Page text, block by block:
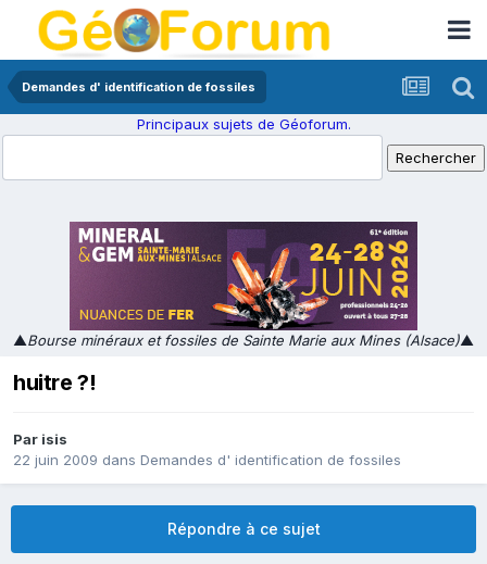
Demandes d' identification de fossiles
Principaux sujets de Géoforum.
▲Bourse minéraux et fossiles de Sainte Marie aux Mines (Alsace)▲
huitre ?!
Par isis
22 juin 2009 dans Demandes d' identification de fossiles
Répondre à ce sujet